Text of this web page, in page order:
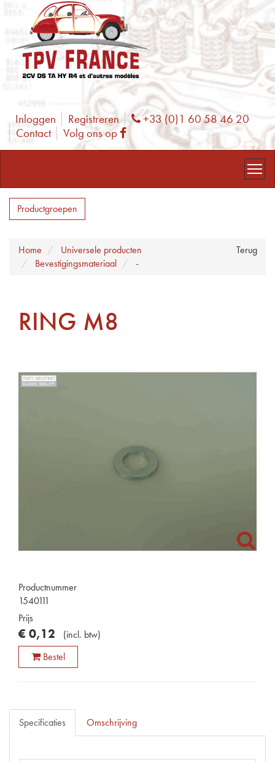
Inloggen Registreren Phone
+33 (0)1 60 58 46 20
Contact
Volg ons op Facebook
Productgroepen
Terug
Home
Universele producten
Bevestigingsmateriaal
-
RING M8
Productnummer
1540111
Prijs
€ 0,12 (incl. btw)
Bestel
Specificaties Omschrijving